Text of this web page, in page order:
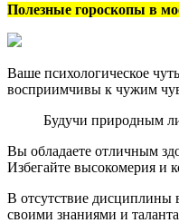
Полезные гороскопы в
Ваше психологическое
восприимчивы к чужим
Будучи природным
Вы обладаете отличным
Избегайте высокомерия и
В отсутствие дисциплины
своими знаниями и